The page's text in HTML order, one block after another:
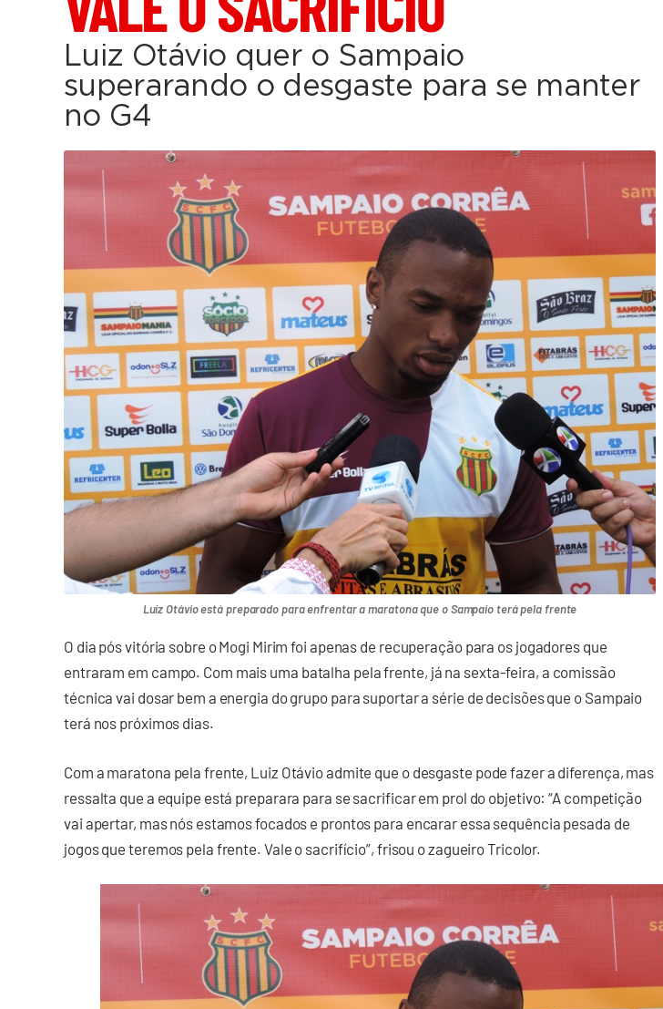
Luiz Otávio quer o Sampaio
superarando o desgaste para se manter
no G4
Luiz Otávio está preparado para enfrentar a maratona que o Sampaio terá pela frente
O dia pós vitória sobre o Mogi Mirim foi apenas de recuperação para os jogadores que
entraram em campo. Com mais uma batalha pela frente, já na sexta-feira, a comissão
técnica vai dosar bem a energia do grupo para suportar a série de decisões que o Sampaio
terá nos próximos dias.
Com a maratona pela frente, Luiz Otávio admite que o desgaste pode fazer a diferença, mas
ressalta que a equipe está preparara para se sacrificar em prol do objetivo: “A competição
vai apertar, mas nós estamos focados e prontos para encarar essa sequência pesada de
jogos que teremos pela frente. Vale o sacrifício”, frisou o zagueiro Tricolor.